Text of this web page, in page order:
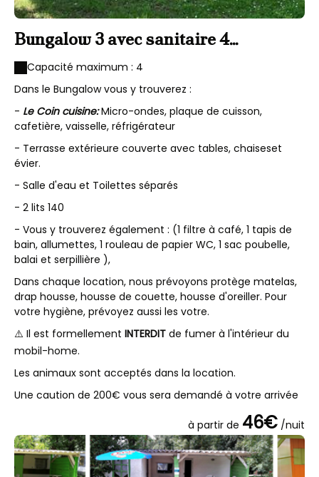
Bungalow 3 avec sanitaire 4
personnes
Capacité maximum : 4
Dans le Bungalow vous y trouverez :
- Le Coin cuisine:Micro-ondes, plaque de cuisson,
cafetière, vaisselle, réfrigérateur
- Terrasse extérieure couverte avec tables, chaiseset
évier.
- Salle d'eau et Toilettes séparés
- 2 lits 140
- Vous y trouverez également : (1 filtre à café, 1 tapis de
bain, allumettes, 1 rouleau de papier WC, 1 sac poubelle,
balai et serpillière ),
Dans chaque location, nous prévoyons protège matelas,
drap housse, housse de couette, housse d'oreiller. Pour
votre hygiène, prévoyez aussi les votre.
⚠️ Il est formellement INTERDIT de fumer à l'intérieur du
mobil-home.
Les animaux sont acceptés dans la location.
Une caution de 200€ vous sera demandé à votre arrivée
à partir de 46€ /nuit